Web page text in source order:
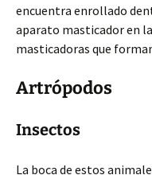
encuentra enrollado
aparato masticador en
masticadoras que
Artrópodos
Insectos
La boca de estos